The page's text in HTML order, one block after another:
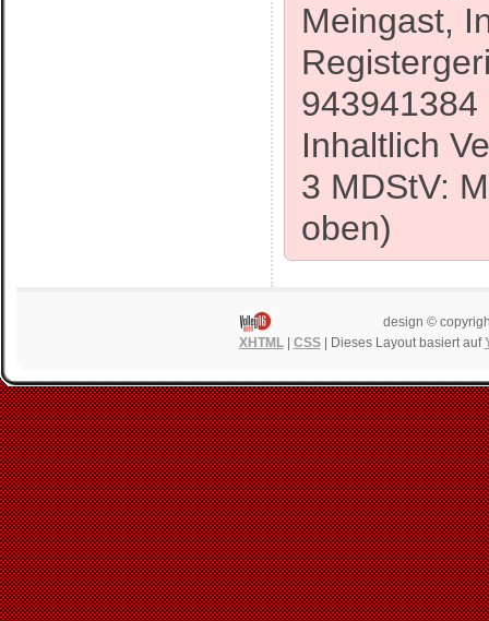
Meingast,
943941384
Inhaltlich
3 MDStV:
oben)
design ©
XHTML| CSS| Dieses Layout basiert auf